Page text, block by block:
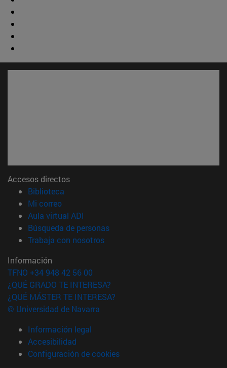
Accesos directos
Biblioteca
Mi correo(abre en nueva ventana)
Aula virtual ADI
Búsqueda de personas(abre en nueva ventana)
Trabaja con nosotros(abre en nueva ventana)
Información
TFNO +34 948 42 56 00
¿QUÉ GRADO TE INTERESA?
¿QUÉ MÁSTER TE INTERESA?
© Universidad de Navarra
Información legal
Accesibilidad
Configuración de cookies